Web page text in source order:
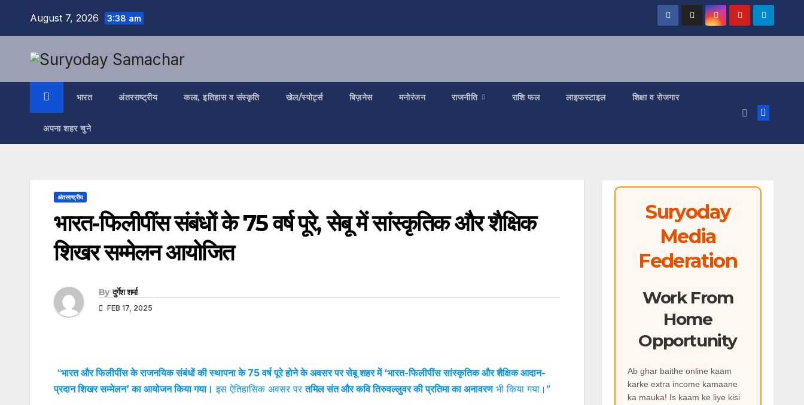
August 7, 2026 3:38 am
भारत अंतरराष्ट्रीय कला, इतिहास व संस्कृति खेल/स्पोर्ट्स बिज़नेस मनोरंजन राजनीति राशि फल लाइफस्टाइल शिक्षा व रोजगार
अपना शहर चुने
अंतरराष्ट्रीय
भारत-फिलीपींस संबंधों के 75 वर्ष पूरे, सेबू में सांस्कृतिक और शैक्षिक
शिखर सम्मेलन आयोजित
By दुर्गेश शर्मा
FEB 17, 2025
“भारत और फिलीपींस के राजनयिक संबंधों की स्थापना के 75 वर्ष पूरे होने के अवसर पर सेबू शहर में ‘भारत-फिलीपींस सांस्कृतिक और शैक्षिक आदान-
प्रदान शिखर सम्मेलन’ का आयोजन किया गया। इस ऐतिहासिक अवसर परतमिल संत और कवि तिरुवल्लुवर की प्रतिमा का अनावरणभी किया गया।”
Suryoday
Media
Federation
Work From
Home
Opportunity
Ab ghar baithe online kaam
karke extra income kamaane
ka mauka! Is kaam ke liye kisi